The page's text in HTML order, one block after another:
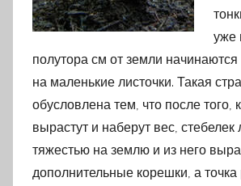
уже
полутора см от земли начинаются
на маленькие листочки. Такая
обусловлена тем, что после того,
вырастут и наберут вес, стебелек
тяжестью на землю и из него
дополнительные корешки, а точка